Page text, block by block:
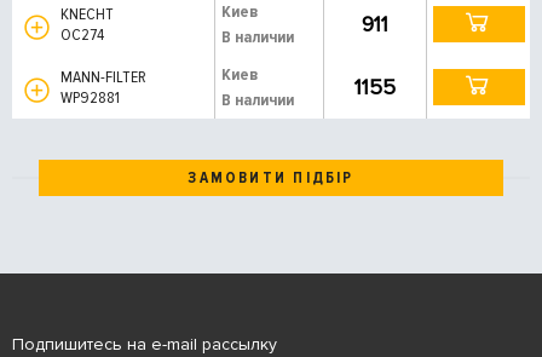
KNECHT
OC274
Киев
В наличии
911
MANN-FILTER
WP92881
Киев
В наличии
1155
ЗАМОВИТИ ПІДБІР
Подпишитесь на e-mail рассылку